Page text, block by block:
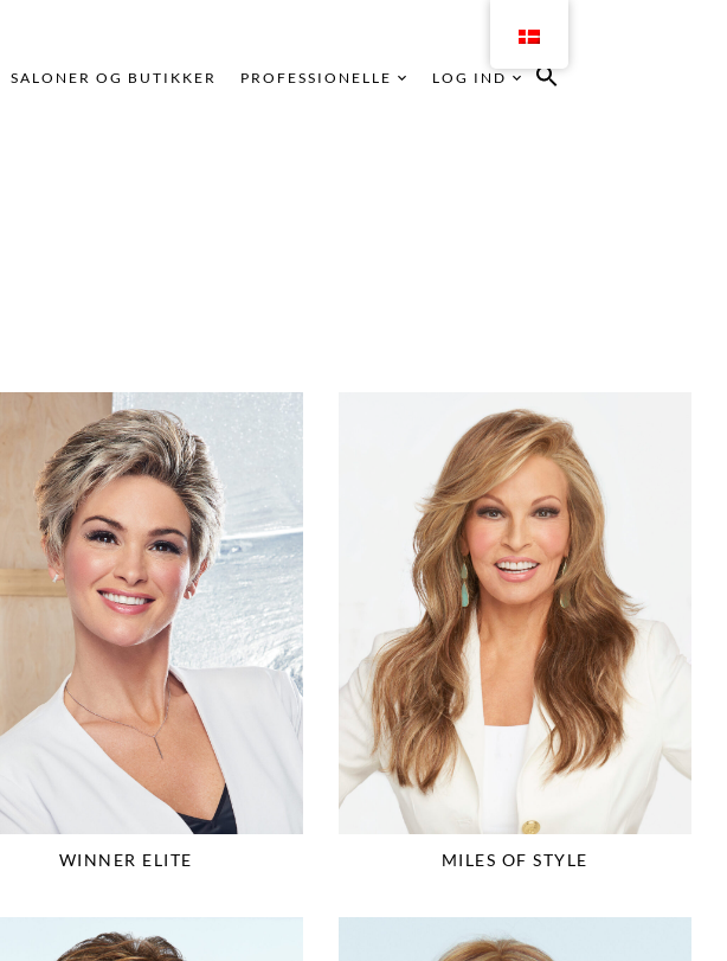
SALONER OG BUTIKKER PROFESSIONELLE LOG IND
WINNER ELITE MILES OF STYLE